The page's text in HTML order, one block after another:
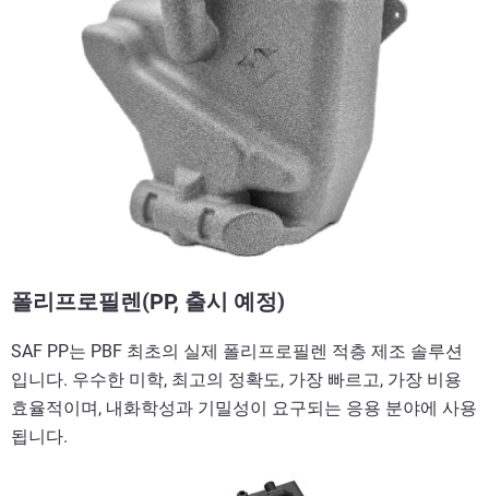
폴리프로필렌(PP, 출시 예정)
SAF PP는 PBF 최초의 실제 폴리프로필렌 적층 제조 솔루션
입니다. 우수한 미학, 최고의 정확도, 가장 빠르고, 가장 비용
효율적이며, 내화학성과 기밀성이 요구되는 응용 분야에 사용
됩니다.